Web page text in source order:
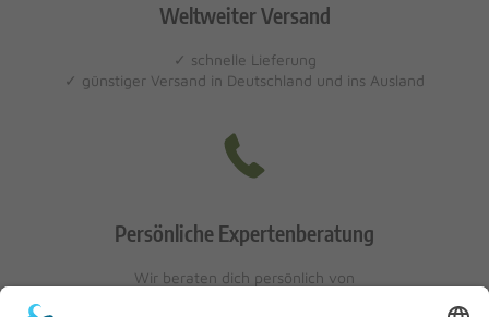
Weltweiter Versand
✓ schnelle Lieferung
✓ günstiger Versand in Deutschland und ins Ausland
Persönliche Expertenberatung
Wir beraten dich persönlich von